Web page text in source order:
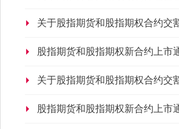
关于股指期货和股指期权合约交
股指期货和股指期权新合约上市
关于股指期货和股指期权合约交
股指期货和股指期权新合约上市